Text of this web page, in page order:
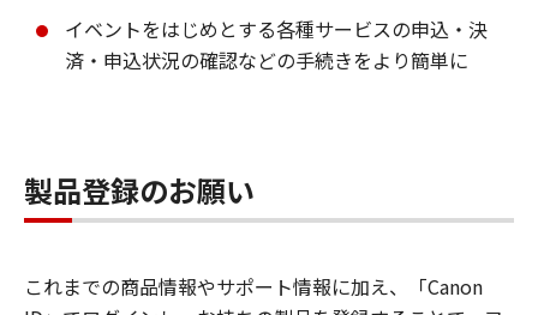
イベントをはじめとする各種サービスの申込・決
済・申込状況の確認などの手続きをより簡単に
製品登録のお願い
これまでの商品情報やサポート情報に加え、「Canon